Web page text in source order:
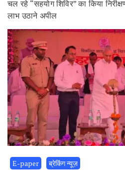
चल रहे “सहयोग शिविर” का किया
लाभ उठाने अपील
E-paper ब्रेकिंग न्यूज़